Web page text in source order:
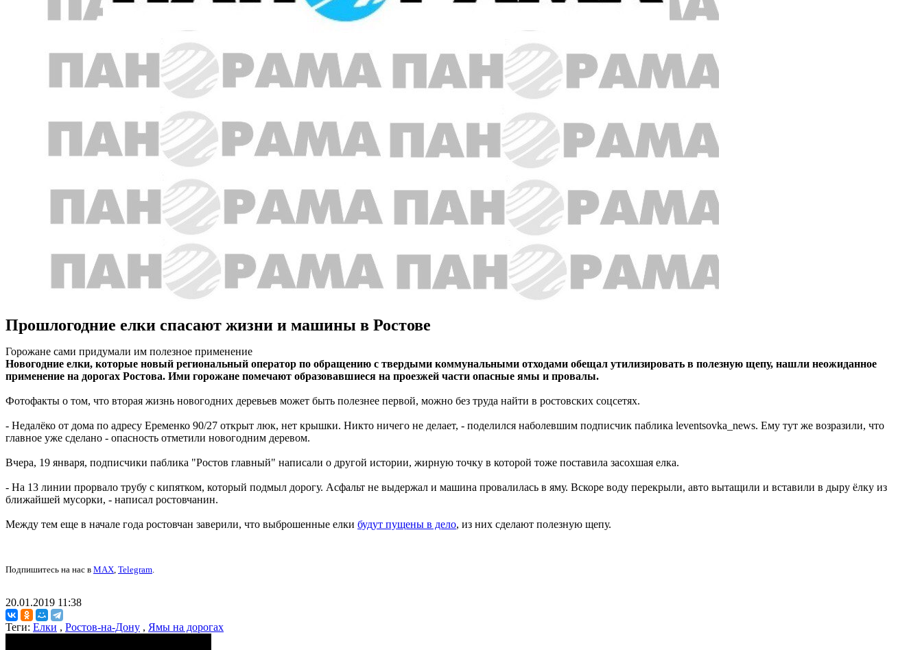
Прошлогодние елки спасают жизни и машины в Ростове
Горожане сами придумали им полезное применение
Новогодние елки, которые новый региональный оператор по обращению с твердыми коммунальными отходами обещал утилизировать в полезную щепу, нашли неожиданное
применение на дорогах Ростова. Ими горожане помечают образовавшиеся на проезжей части опасные ямы и провалы.
Фотофакты о том, что вторая жизнь новогодних деревьев может быть полезнее первой, можно без труда найти в ростовских соцсетях.
- Недалёко от дома по адресу Еременко 90/27 открыт люк, нет крышки. Никто ничего не делает, - поделился наболевшим подписчик паблика leventsovka_news. Ему тут же возразили, что
главное уже сделано - опасность отметили новогодним деревом.
Вчера, 19 января, подписчики паблика "Ростов главный" написали о другой истории, жирную точку в которой тоже поставила засохшая елка.
- На 13 линии прорвало трубу с кипятком, который подмыл дорогу. Асфальт не выдержал и машина провалилась в яму. Вскоре воду перекрыли, авто вытащили и вставили в дыру ёлку из
ближайшей мусорки, - написал ростовчанин.
Между тем еще в начале года ростовчан заверили, что выброшенные елки будут пущены в дело, из них сделают полезную щепу.
Подпишитесь на нас в MAX, Telegram.
20.01.2019 11:38
Теги: Елки , Ростов-на-Дону , Ямы на дорогах